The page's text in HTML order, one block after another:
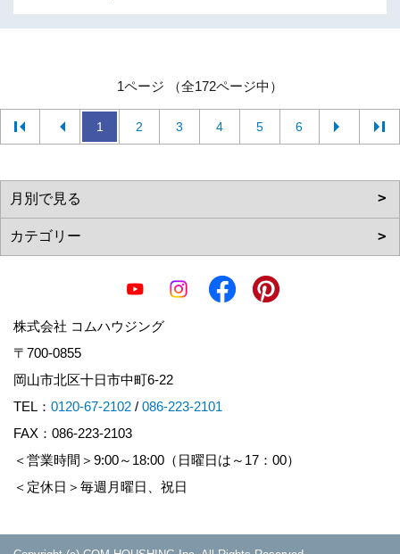
1ページ （全172ページ中）
1 2 3 4 5 6
株式会社 コムハウジング
〒700-0855
岡山市北区十日市中町6-22
TEL： 0120-67-2102 / 086-223-2101
FAX：086-223-2103
＜営業時間＞9:00～18:00（日曜日は～17：00）
＜定休日＞毎週月曜日、祝日